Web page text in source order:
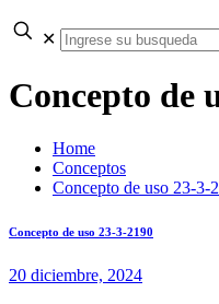
✕
Concepto de
Home
Conceptos
Concepto de uso 23-3-
Concepto de uso 23-3-2190
20 diciembre, 2024